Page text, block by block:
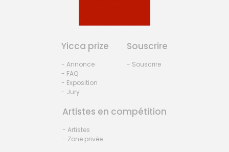
Yicca prize
- Annonce
- FAQ
- Exposition
- Jury
Souscrire
- Souscrire
Artistes en compétition
- Artistes
- Zone privée